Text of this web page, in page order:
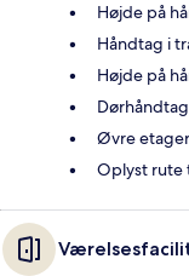
Højde på
Håndtag i
Højde på
Øvre
Oplyst rute